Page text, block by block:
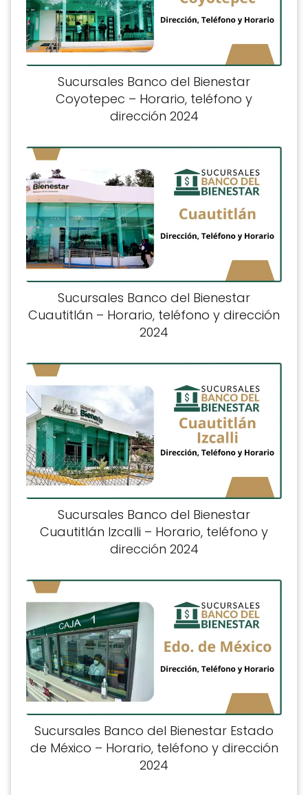
Sucursales Banco del Bienestar
Coyotepec – Horario, teléfono y
dirección 2024
Sucursales Banco del Bienestar
Cuautitlán – Horario, teléfono y dirección
2024
Sucursales Banco del Bienestar
Cuautitlán Izcalli – Horario, teléfono y
dirección 2024
Sucursales Banco del Bienestar Estado
de México – Horario, teléfono y dirección
2024